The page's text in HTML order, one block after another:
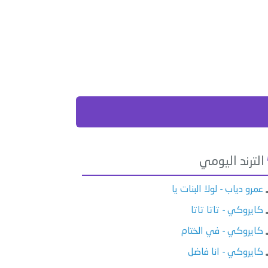
الترند اليومي
عمرو دياب - لولا البنات يا
كايروكي - تاتا تاتا
كايروكي - في الختام
كايروكي - انا فاضل